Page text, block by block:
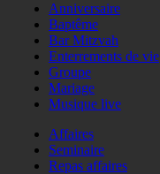
Anniversaire
Baptême
Bar Mitzvah
Enterrements de vie
Groupe
Mariage
Musique live
Affaires
Seminaire
Repas affaires